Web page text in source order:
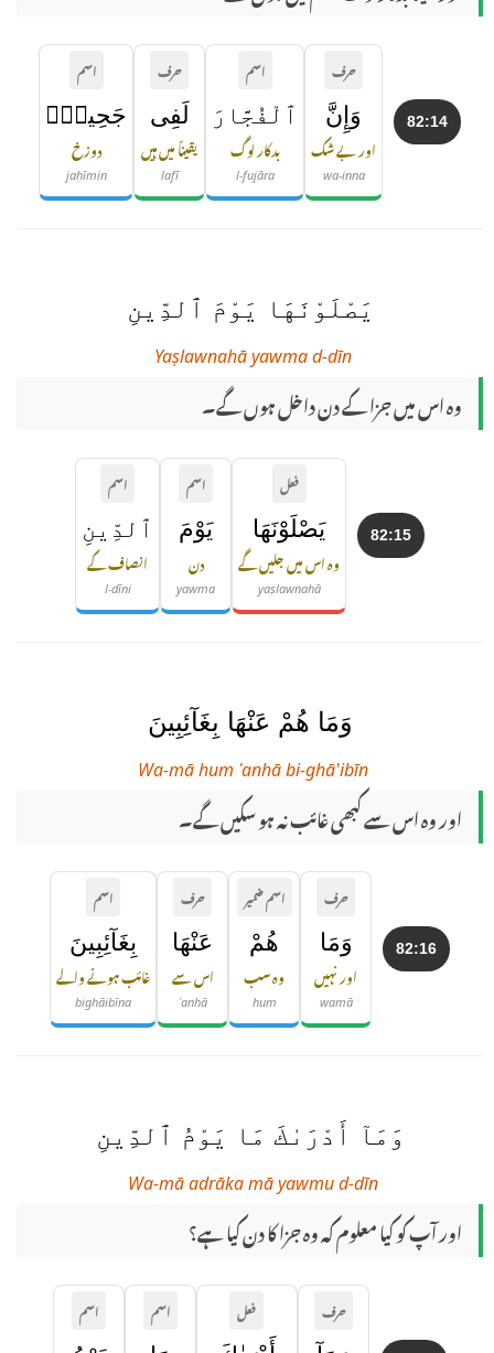
82:14
حرف
وَإِنَّ
اور بے شک
wa-inna
اسم
ٱلْفُجَّارَ
بدکار لوگ
l-fujāra
حرف
لَفِى
یقیناً میں ہیں
lafī
اسم
جَحِيمٍۢ
دوزخ
jaḥīmin
يَصْلَوْنَهَا يَوْمَ ٱلدِّينِ
Yaṣlawnahā yawma d-dīn
وہ اس میں جزا کے دن داخل ہوں گے۔
82:15
فعل
يَصْلَوْنَهَا
وہ اس میں جلیں گے
yaṣlawnahā
اسم
يَوْمَ
دن
yawma
اسم
ٱلدِّينِ
انصاف کے
l-dīni
وَمَا هُمْ عَنْهَا بِغَآئِبِينَ
Wa-mā hum ʿanhā bi-ghā'ibīn
اور وہ اس سے کبھی غائب نہ ہو سکیں گے۔
82:16
حرف
وَمَا
اور نہیں
wamā
اسم ضمیر
هُمْ
وہ سب
hum
حرف
عَنْهَا
اس سے
ʿanhā
اسم
بِغَآئِبِينَ
غائب ہونے والے
bighāibīna
وَمَآ أَدْرَىٰكَ مَا يَوْمُ ٱلدِّينِ
Wa-mā adrāka mā yawmu d-dīn
اور آپ کو کیا معلوم کہ وہ جزا کا دن کیا ہے؟
حرف
فعل
اسم
اسم